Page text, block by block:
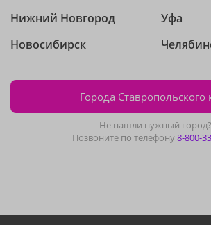
Нижний Новгород
Новосибирск
Уфа
Города Ставропольского
Не нашли нужный город?
Позвоните по телефону8-800-